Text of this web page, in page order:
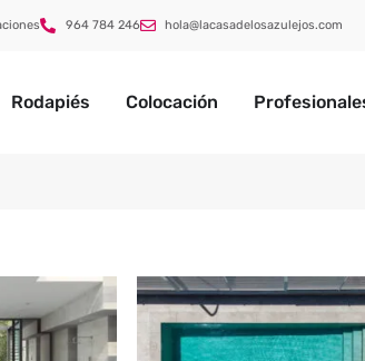
964 784 246 hola@lacasadelosazulejos.com
Rodapiés Colocación